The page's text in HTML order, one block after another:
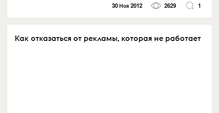
30 Ноя 2012 2629 1
Как отказаться от рекламы, которая не работает